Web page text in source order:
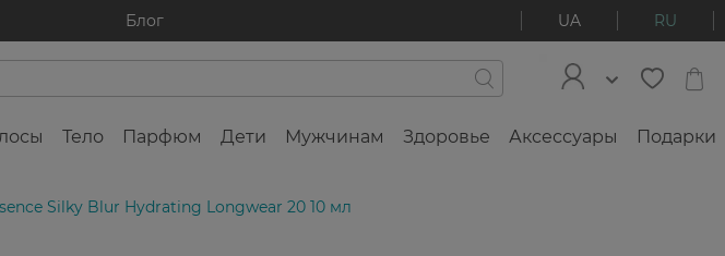
Блог UA RU
Тело Парфюм Дети Мужчинам Здоровье Аксессуары Подарки
Silky Blur Hydrating Longwear 20 10 мл